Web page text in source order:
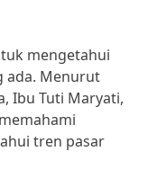
mengetahui
ada. Menurut
Ibu Tuti Maryati,
tren pasar